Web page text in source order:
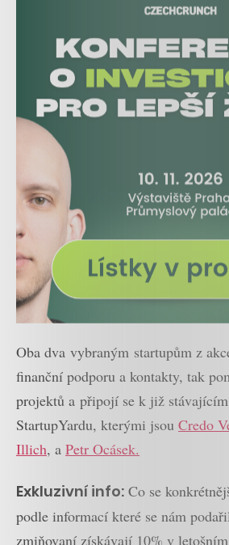
Oba dva vybraným startupům z
finanční podporu a kontakty, tak
projektů a připojí se k již
StartupYardu, kterými jsou Credo
Illich, a Petr Ocásek.
Exkluzivní info: Co se
podle informací které se nám
zmiňovaní získávají 10% v